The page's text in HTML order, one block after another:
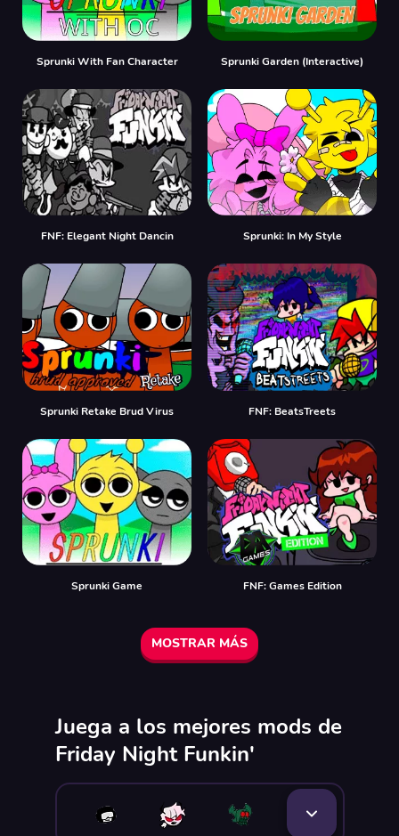
Sprunki With Fan Character Sprunki Garden (Interactive)
FNF: Elegant Night Dancin Sprunki: In My Style
Sprunki Retake Brud Virus FNF: BeatsTreets
Sprunki Game FNF: Games Edition
MOSTRAR MÁS
Juega a los mejores mods de
Friday Night Funkin'